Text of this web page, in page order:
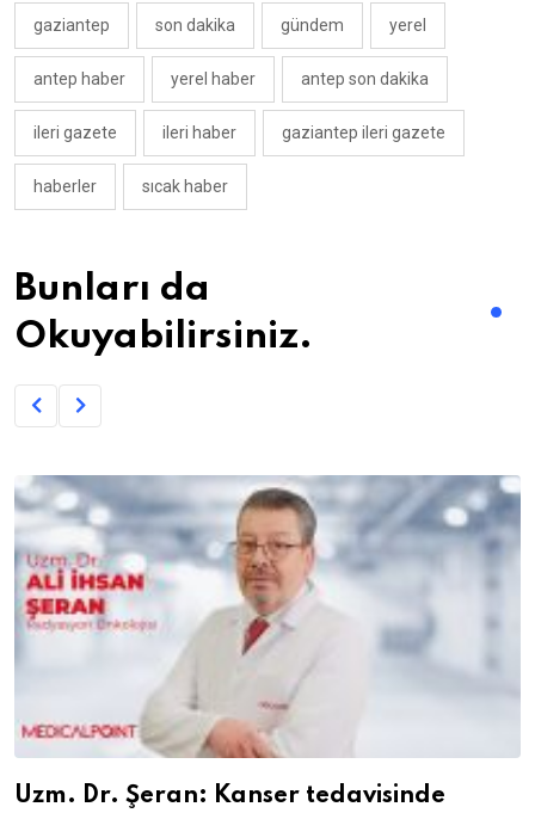
gaziantep son dakika gündem yerel
antep haber yerel haber antep son dakika
ileri gazete ileri haber gaziantep ileri gazete
haberler sıcak haber
Bunları da
Okuyabilirsiniz.
Uzm. Dr. Şeran: Kanser tedavisinde